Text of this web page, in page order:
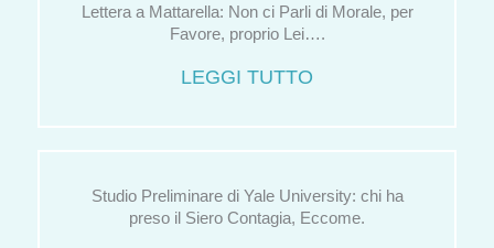
Lettera a Mattarella: Non ci Parli di Morale, per
Favore, proprio Lei….
LEGGI TUTTO
Studio Preliminare di Yale University: chi ha
preso il Siero Contagia, Eccome.